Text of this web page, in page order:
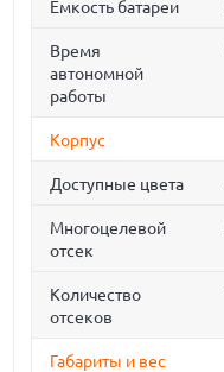
Емкость батареи
Время
автономной
работы
Корпус
Доступные цвета
Многоцелевой
отсек
Количество
отсеков
Габариты и вес